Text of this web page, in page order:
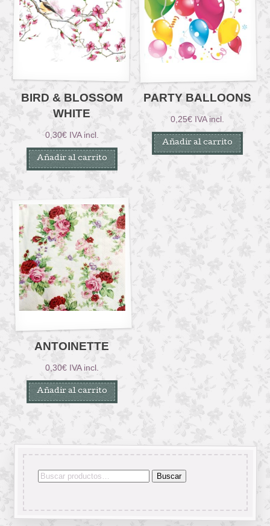
BIRD & BLOSSOM
WHITE
0,30€ IVA incl.
Añadir al carrito
PARTY BALLOONS
0,25€ IVA incl.
Añadir al carrito
ANTOINETTE
0,30€ IVA incl.
Añadir al carrito
Buscar
Buscar